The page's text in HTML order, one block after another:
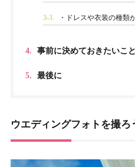
3-3. ・ドレスや衣装の種類
4. 事前に決めておきたいこと
5. 最後に
ウエディングフォトを撮